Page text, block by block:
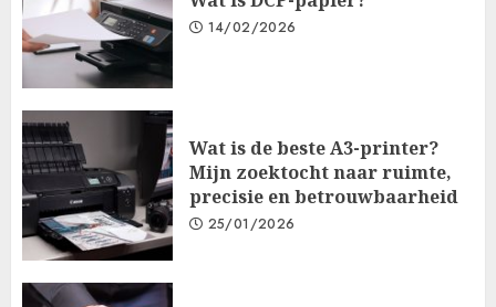
14/02/2026
Wat is de beste A3-printer?
Mijn zoektocht naar ruimte,
precisie en betrouwbaarheid
25/01/2026